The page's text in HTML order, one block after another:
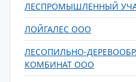
ЛЕСПРОМЫШЛЕННЫЙ
ЛОЙГАЛЕС ООО
ЛЕСОПИЛЬНО-
КОМБИНАТ ООО